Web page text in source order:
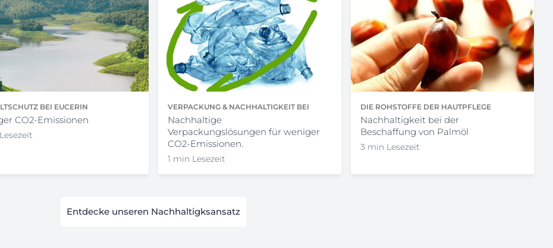
BEI EUCERIN
CO2-Emissionen
VERPACKUNG & NACHHALTIGKEIT BEI
EUCERIN
Nachhaltige
Verpackungslösungen für weniger
CO2-Emissionen.
1 min Lesezeit
DIE ROHSTOFFE DER HAUTPFLEGE
Nachhaltigkeit bei der
Beschaffung von Palmöl
3 min Lesezeit
Entdecke unseren Nachhaltigksansatz